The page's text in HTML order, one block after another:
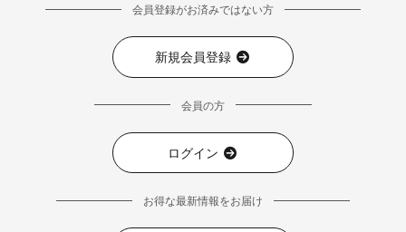
会員登録がお済みではない方
新規会員登録
会員の方
ログイン
お得な最新情報をお届け